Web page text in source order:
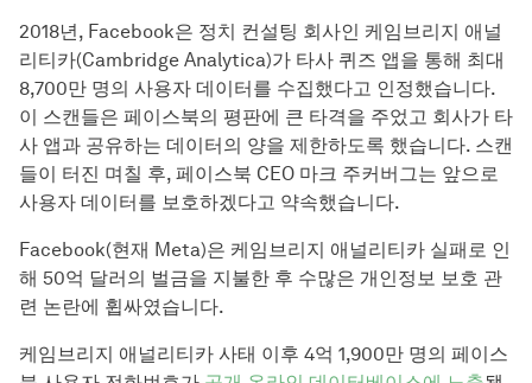
2018년, Facebook은 정치 컨설팅 회사인 케임브리지 애널
리티카(Cambridge Analytica)가 타사 퀴즈 앱을 통해 최대
8,700만 명의 사용자 데이터를 수집했다고 인정했습니다.
이 스캔들은 페이스북의 평판에 큰 타격을 주었고 회사가 타
사 앱과 공유하는 데이터의 양을 제한하도록 했습니다. 스캔
들이 터진 며칠 후, 페이스북 CEO 마크 주커버그는 앞으로
사용자 데이터를 보호하겠다고 약속했습니다.
Facebook(현재 Meta)은 케임브리지 애널리티카 실패로 인
해 50억 달러의 벌금을 지불한 후 수많은 개인정보 보호 관
련 논란에 휩싸였습니다.
케임브리지 애널리티카 사태 이후 4억 1,900만 명의 페이스